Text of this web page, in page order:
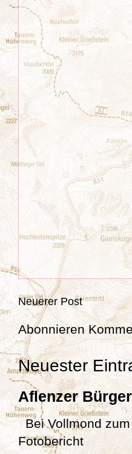
Neuerer Post
Abonnieren
Neuester
Aflenzer
Bei Vollmond
Fotobericht